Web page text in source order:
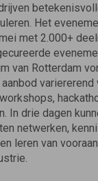
Het
met 2.000+
van Rotterdam
variererend
In drie dagen
netwerken,
leren van